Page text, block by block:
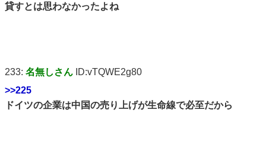
貸すとは思わなかったよね
233: 名無しさん ID:vTQWE2g80
>>225
ドイツの企業は中国の売り上げが生命線で必至だから